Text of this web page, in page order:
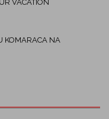
VACATION
KOMARACA NA